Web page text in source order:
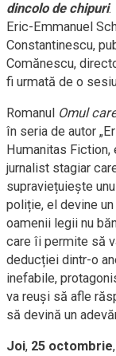
dincolo de chipuri.
Eric-Emmanuel
Constantinescu,
Comănescu,
fi urmată de o
Romanul Omul
în seria de autor
Humanitas
jurnalist stagiar
supraviețuiește
poliție, el devine
oamenii legii nu
care îi permite să
deducției dintr-o
inefabile,
va reuși să afle
să devină un
Joi, 25 octombrie,